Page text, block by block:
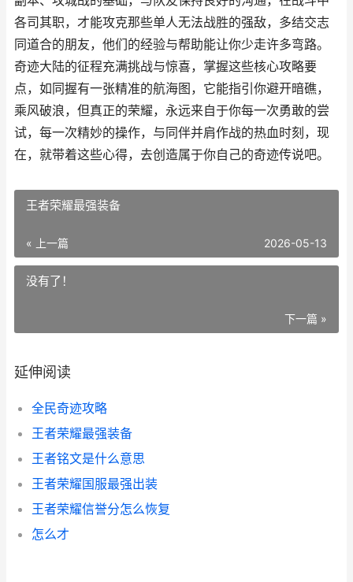
各司其职，才能攻克那些单人无法战胜的强敌，多结交志
同道合的朋友，他们的经验与帮助能让你少走许多弯路。
奇迹大陆的征程充满挑战与惊喜，掌握这些核心攻略要
点，如同握有一张精准的航海图，它能指引你避开暗礁，
乘风破浪，但真正的荣耀，永远来自于你每一次勇敢的尝
试，每一次精妙的操作，与同伴并肩作战的热血时刻，现
在，就带着这些心得，去创造属于你自己的奇迹传说吧。
王者荣耀最强装备
« 上一篇 2026-05-13
没有了！
下一篇 »
延伸阅读
全民奇迹攻略
王者荣耀最强装备
王者铭文是什么意思
王者荣耀国服最强出装
王者荣耀信誉分怎么恢复
怎么才